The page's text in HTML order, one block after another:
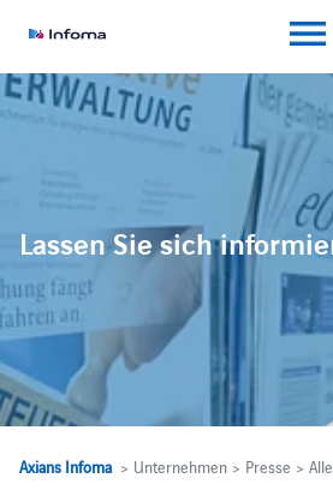
Lassen Sie sich
Axians Infoma> Unternehmen > Presse >